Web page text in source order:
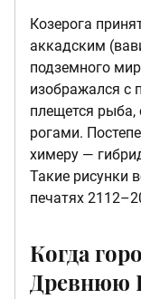
Козерога
аккадским
подземного
изображался с
плещется
рогами.
химеру —
Такие рисунки
печатях
Когда
Древнюю